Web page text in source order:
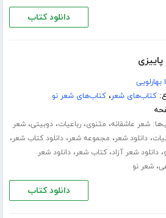
دانلود کتاب
بهارلویی
کتاب‌های شعر،کتاب‌های شعر نو
شعر عاشقانه، مثنوی،رباعیات،دوبیتی،شعر
،دانلود شعر، مجموعه شعر،دانلود کتاب شعر،
،دانلود شعر آزاد،کتاب شعر،دانلود شعر
،شعر نو
دانلود کتاب